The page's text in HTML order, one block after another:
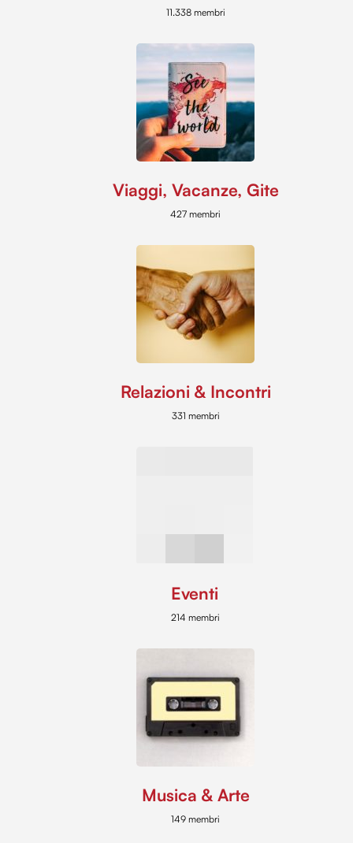
11.338 membri
Viaggi, Vacanze, Gite
427 membri
Relazioni & Incontri
331 membri
Eventi
214 membri
Musica & Arte
149 membri